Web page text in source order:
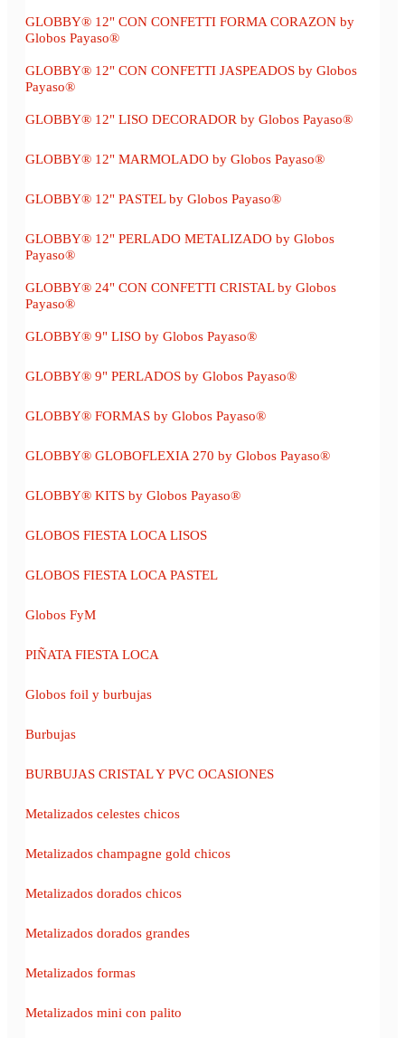
GLOBBY® 12" CON CONFETTI FORMA CORAZON by
Globos Payaso®
GLOBBY® 12" CON CONFETTI JASPEADOS by Globos
Payaso®
GLOBBY® 12" LISO DECORADOR by Globos Payaso®
GLOBBY® 12" MARMOLADO by Globos Payaso®
GLOBBY® 12" PASTEL by Globos Payaso®
GLOBBY® 12" PERLADO METALIZADO by Globos
Payaso®
GLOBBY® 24" CON CONFETTI CRISTAL by Globos
Payaso®
GLOBBY® 9" LISO by Globos Payaso®
GLOBBY® 9" PERLADOS by Globos Payaso®
GLOBBY® FORMAS by Globos Payaso®
GLOBBY® GLOBOFLEXIA 270 by Globos Payaso®
GLOBBY® KITS by Globos Payaso®
GLOBOS FIESTA LOCA LISOS
GLOBOS FIESTA LOCA PASTEL
Globos FyM
PIÑATA FIESTA LOCA
Globos foil y burbujas
Burbujas
BURBUJAS CRISTAL Y PVC OCASIONES
Metalizados celestes chicos
Metalizados champagne gold chicos
Metalizados dorados chicos
Metalizados dorados grandes
Metalizados formas
Metalizados mini con palito